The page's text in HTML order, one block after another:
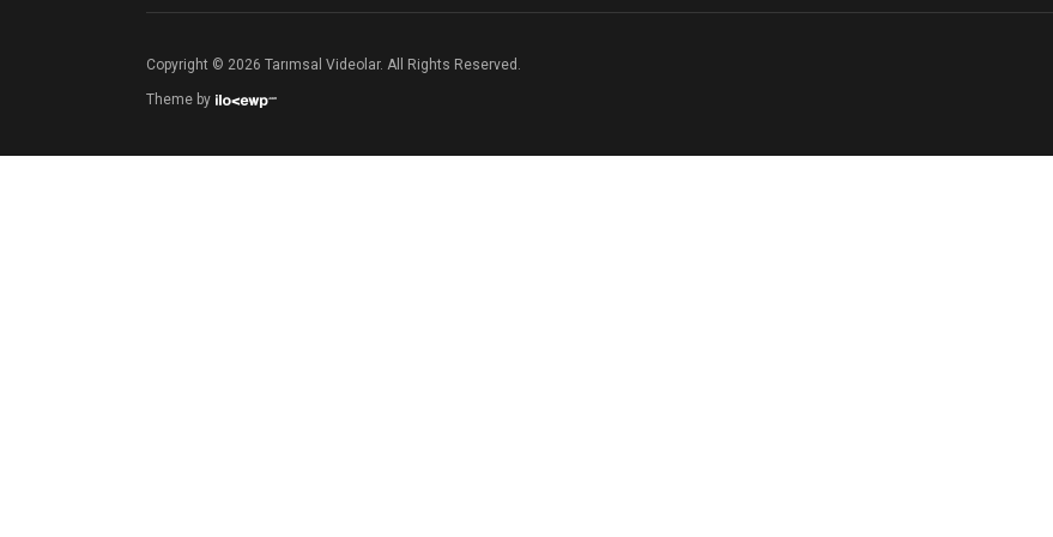
Copyright © 2026 Tarımsal Videolar. All Rights Reserved.
Theme by